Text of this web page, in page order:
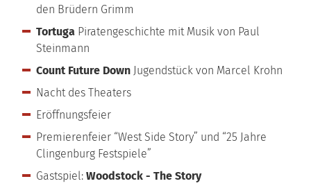
den Brüdern Grimm
Tortuga Piratengeschichte mit Musik von Paul
Steinmann
Count Future Down Jugendstück von Marcel Krohn
Nacht des Theaters
Eröffnungsfeier
Premierenfeier “West Side Story” und “25 Jahre
Clingenburg Festspiele”
Gastspiel: Woodstock - The Story